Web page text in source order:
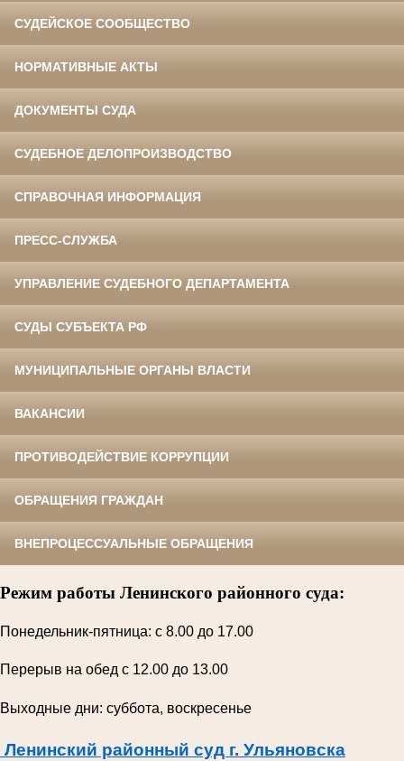
СУДЕЙСКОЕ СООБЩЕСТВО
НОРМАТИВНЫЕ АКТЫ
ДОКУМЕНТЫ СУДА
СУДЕБНОЕ ДЕЛОПРОИЗВОДСТВО
СПРАВОЧНАЯ ИНФОРМАЦИЯ
ПРЕСС-СЛУЖБА
УПРАВЛЕНИЕ СУДЕБНОГО ДЕПАРТАМЕНТА
СУДЫ СУБЪЕКТА РФ
МУНИЦИПАЛЬНЫЕ ОРГАНЫ ВЛАСТИ
ВАКАНСИИ
ПРОТИВОДЕЙСТВИЕ КОРРУПЦИИ
ОБРАЩЕНИЯ ГРАЖДАН
ВНЕПРОЦЕССУАЛЬНЫЕ ОБРАЩЕНИЯ
Режим работы Ленинского районного суда:
Понедельник-пятница: с 8.00 до 17.00
Перерыв на обед с 12.00 до 13.00
Выходные дни: суббота, воскресенье
Ленинский районный суд г. Ульяновска